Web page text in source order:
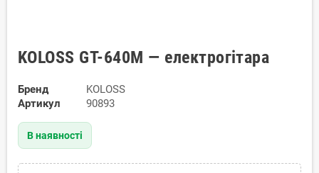
KOLOSS GT-640M — електрогітара
Бренд
KOLOSS
Артикул
90893
В наявності